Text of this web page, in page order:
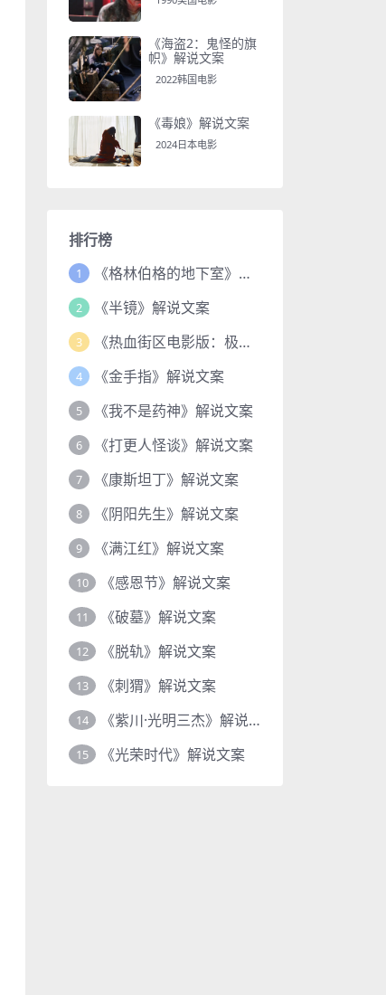
《海盗2：鬼怪的旗
帜》解说文案
2022韩国电影
《毒娘》解说文案
2024日本电影
排行榜
1 《格林伯格的地下室》解说文案
2 《半镜》解说文案
3 《热血街区电影版：极恶王续篇》解说文案
4 《金手指》解说文案
5 《我不是药神》解说文案
6 《打更人怪谈》解说文案
7 《康斯坦丁》解说文案
8 《阴阳先生》解说文案
9 《满江红》解说文案
10 《感恩节》解说文案
11 《破墓》解说文案
12 《脱轨》解说文案
13 《刺猬》解说文案
14 《紫川·光明三杰》解说文案
15 《光荣时代》解说文案